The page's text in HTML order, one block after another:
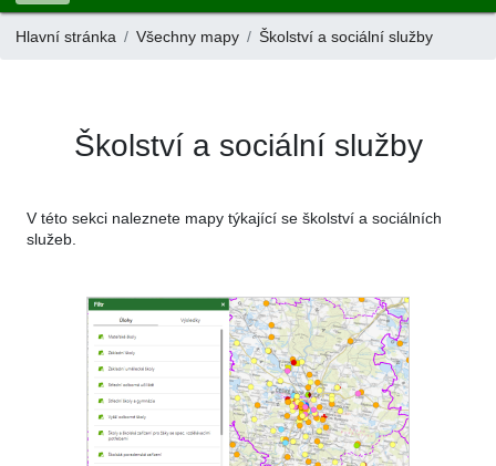
Hlavní stránka Všechny mapy Školství a sociální služby
Školství a sociální služby
V této sekci naleznete mapy týkající se školství a sociálních
služeb.